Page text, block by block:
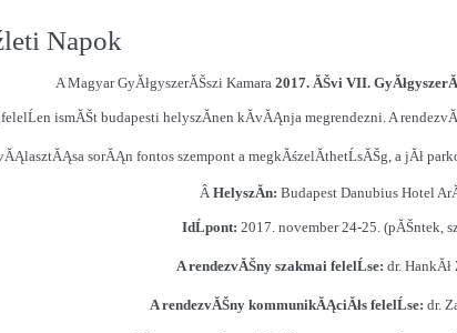
Napok
A Magyar GyĂłgyszerĂŠszi Kamara 2017. ĂŠvi VII.
ismĂŠt budapesti helyszĂ­nen kĂ­vĂĄnja megrendezni. A
sorĂĄn fontos szempont a megkĂśzelĂ­thetĹsĂŠg, a jĂł
Â HelyszĂ­n: Budapest Danubius Hotel
IdĹpont: 2017. november 24-25. (pĂŠntek,
A rendezvĂŠny szakmai felelĹse: dr.
A rendezvĂŠny kommunikĂĄciĂłs felelĹse: dr.